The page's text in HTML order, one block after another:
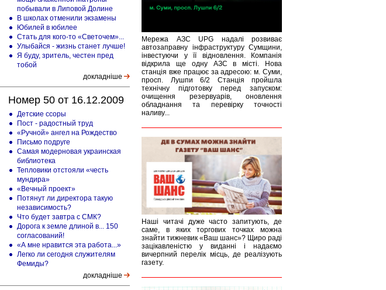
побывали в Липовой Долине
В школах отменили экзамены
Юбилей в юбилее
Стать для кого-то «Светочем»...
Улыбайся - жизнь станет лучше!
Я буду, зритель, честен пред
тобой
докладніше
Номер 50 от 16.12.2009
Детские ссоры
Пост - радостный труд
«Ручной» ангел на Рождество
Письмо подруге
Самая модерновая украинская
библиотека
Тепловики отстояли «честь
мундира»
«Вечный проект»
Потянут ли директора такую
независимость?
Что будет завтра с СМК?
Дорога к земле длиной в... 150
согласований!
«А мне нравится эта работа...»
Легко ли сегодня служителям
Фемиды?
докладніше
Мережа АЗС UPG надалі розвиває
автозаправну інфраструктуру Сумщини,
інвестуючи у її відновлення. Компанія
відкрила ще одну АЗС в місті. Нова
станція вже працює за адресою: м. Суми,
просп. Лушпи 6/2 Станція пройшла
технічну підготовку перед запуском:
очищення резервуарів, оновлення
обладнання та перевірку точності
наливу...
Наші читачі дуже часто запитують, де
саме, в яких торгових точках можна
знайти тижневик «Ваш шанс»? Щиро раді
зацікавленістю у виданні і надаємо
вичерпний перелік місць, де реалізують
газету.